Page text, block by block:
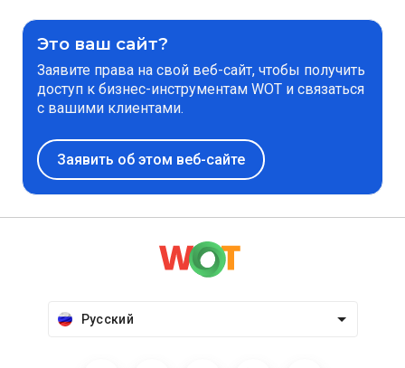
Это ваш сайт?
Заявите права на свой веб-сайт, чтобы получить
доступ к бизнес-инструментам WOT и связаться
с вашими клиентами.
Заявить об этом веб-сайте
Русский